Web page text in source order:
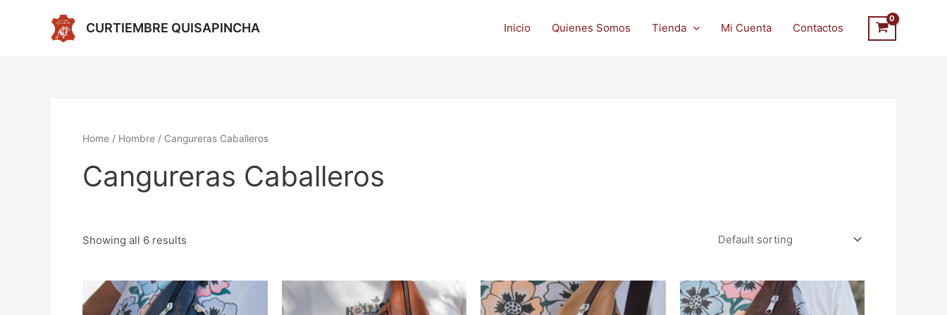
CURTIEMBRE QUISAPINCHA Inicio Quienes Somos Tienda Mi Cuenta Contactos
Home / Hombre / Cangureras Caballeros
Cangureras Caballeros
Showing all 6 results